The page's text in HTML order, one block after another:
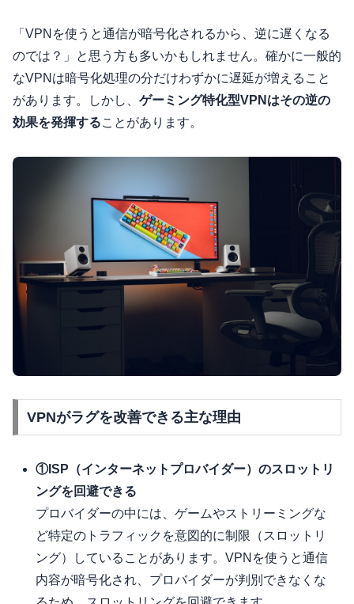
「VPNを使うと通信が暗号化されるから、逆に遅くなる
のでは？」と思う方も多いかもしれません。確かに一般的
なVPNは暗号化処理の分だけわずかに遅延が増えること
があります。しかし、 ゲーミング特化型VPNはその逆の
効果を発揮することがあります。
VPNがラグを改善できる主な理由
①ISP（インターネットプロバイダー）のスロットリ
ングを回避できる
プロバイダーの中には、ゲームやストリーミングな
ど特定のトラフィックを意図的に制限（スロットリ
ング）していることがあります。VPNを使うと通信
内容が暗号化され、プロバイダーが判別できなくな